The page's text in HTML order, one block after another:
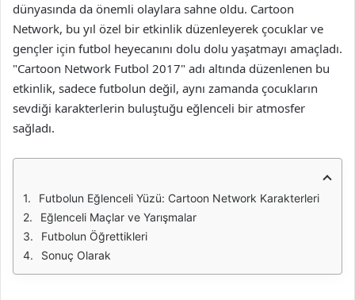
dünyasında da önemli olaylara sahne oldu. Cartoon
Network, bu yıl özel bir etkinlik düzenleyerek çocuklar ve
gençler için futbol heyecanını dolu dolu yaşatmayı amaçladı.
"Cartoon Network Futbol 2017" adı altında düzenlenen bu
etkinlik, sadece futbolun değil, aynı zamanda çocukların
sevdiği karakterlerin buluştuğu eğlenceli bir atmosfer
sağladı.
Futbolun Eğlenceli Yüzü: Cartoon Network Karakterleri
Eğlenceli Maçlar ve Yarışmalar
Futbolun Öğrettikleri
Sonuç Olarak